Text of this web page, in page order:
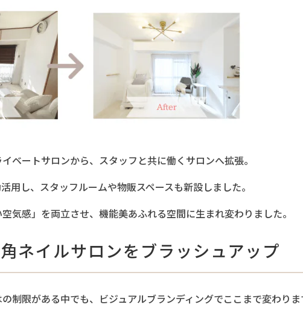
ベートサロンから、スタッフと共に働くサロンへ拡張。
用し、スタッフルームや物販スペースも新設しました。
空気感」を両立させ、機能美あふれる空間に生まれ変わりました。
ネイルサロンをブラッシュアップ
制限がある中でも、ビジュアルブランディングでここまで変わりま